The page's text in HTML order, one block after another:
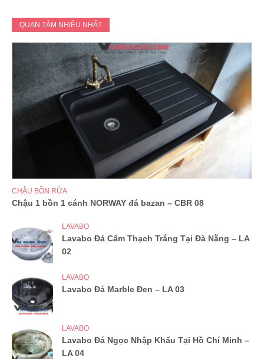
QUAN TÂM NHIỀU NHẤT
CHẬU BỒN RỬA
Chậu 1 bồn 1 cánh NORWAY đá bazan – CBR 08
LAVABO
Lavabo Đá Cẩm Thạch Trắng Tại Đà Nẵng – LA
02
LAVABO
Lavabo Đá Marble Đen – LA 03
LAVABO
Lavabo Đá Ngọc Nhập Khẩu Tại Hồ Chí Minh –
LA 04